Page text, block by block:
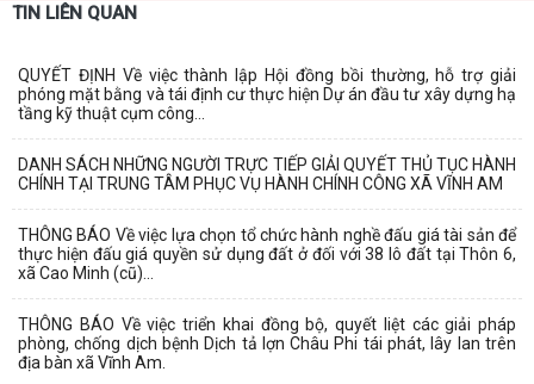
TIN LIÊN QUAN
QUYẾT ĐỊNH Về việc thành lập Hội đồng bồi thường, hỗ trợ giải
phóng mặt bằng và tái định cư thực hiện Dự án đầu tư xây dựng hạ
tầng kỹ thuật cụm công...
DANH SÁCH NHỮNG NGƯỜI TRỰC TIẾP GIẢI QUYẾT THỦ TỤC HÀNH
CHÍNH TẠI TRUNG TÂM PHỤC VỤ HÀNH CHÍNH CÔNG XÃ VĨNH AM
THÔNG BÁO Về việc lựa chọn tổ chức hành nghề đấu giá tài sản để
thực hiện đấu giá quyền sử dụng đất ở đối với 38 lô đất tại Thôn 6,
xã Cao Minh (cũ)...
THÔNG BÁO Về việc triển khai đồng bộ, quyết liệt các giải pháp
phòng, chống dịch bệnh Dịch tả lợn Châu Phi tái phát, lây lan trên
địa bàn xã Vĩnh Am.